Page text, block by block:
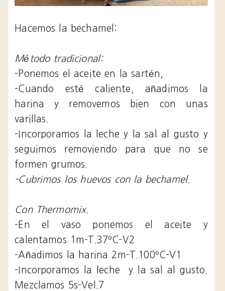
Hacemos la bechamel:
Método tradicional:
-Ponemos el aceite en la sartén,
-Cuando esté caliente, añadimos la
harina y removemos bien con unas
varillas.
-Incorporamos la leche y la sal al gusto y
seguimos removiendo para que no se
formen grumos.
-Cubrimos los huevos con la bechamel.
Con Thermomix.
-En el vaso ponemos el aceite y
calentamos 1m-T.37ºC-V2
-Añadimos la harina 2m-T.100ºC-V1
-Incorporamos la leche y la sal al gusto.
Mezclamos 5s-Vel.7